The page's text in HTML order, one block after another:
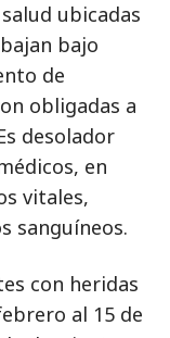
ubicadas
bajo
de
obligadas a
desolador
en
vitales,
sanguíneos.
con heridas
al 15 de